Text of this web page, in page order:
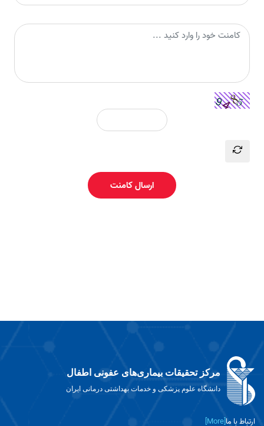
ارسال کامنت
مرکز تحقیقات بیماری‌های عفونی اطفال
دانشگاه علوم پزشکی و خدمات بهداشتی درمانی ایران
ارتباط با ما[More]